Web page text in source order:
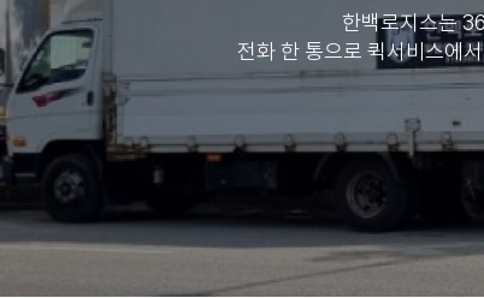
한백로지스는
전화 한 통으로 퀵서비스에